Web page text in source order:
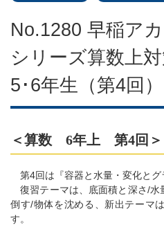
No.1280 早稲ア
シリーズ算数上
5･6年生（第4回）
＜算数 6年上 第4回＞
第4回は『容器と水量・変化とグ
復習テーマは、底面積と深さ/水
倒す/物体を沈める、新出テーマ
す。